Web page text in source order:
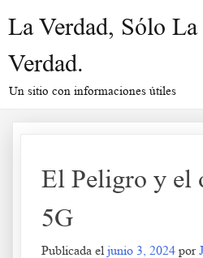
La Verdad, Sólo La
Verdad.
Un sitio con informaciones útiles
El Peligro y el
5G
Publicada el junio 3, 2024 por